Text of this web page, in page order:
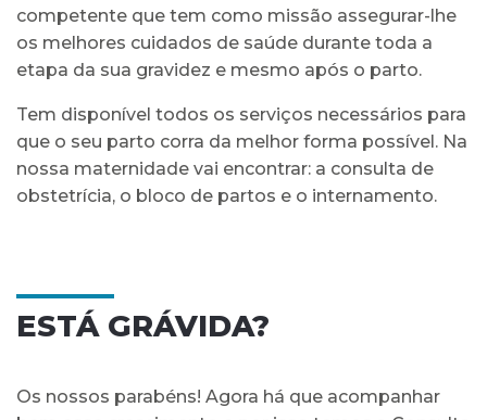
competente que tem como missão assegurar-lhe
os melhores cuidados de saúde durante toda a
etapa da sua gravidez e mesmo após o parto.
Tem disponível todos os serviços necessários para
que o seu parto corra da melhor forma possível. Na
nossa maternidade vai encontrar: a consulta de
obstetrícia, o bloco de partos e o internamento.
ESTÁ GRÁVIDA?
Os nossos parabéns! Agora há que acompanhar